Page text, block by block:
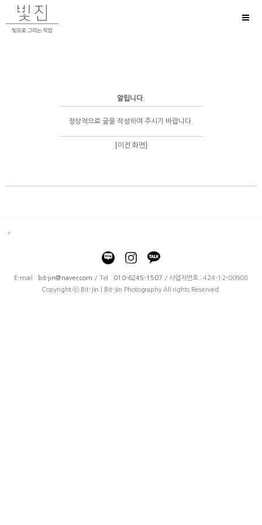
알립니다.
정상적으로 글을 작성하여 주시기 바랍니다.
[이전 화면]
E-mail : bit-jin@naver.com / Tel : 010-6245-1507 / 사업자번호 : 424-12-00908
Copyright ⓒ Bit-Jin | Bit-Jin Photography All rights Reserved.